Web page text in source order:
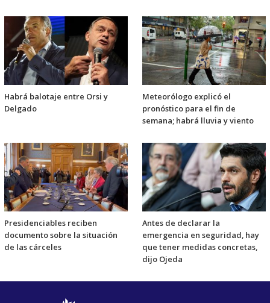
Habrá balotaje entre Orsi y
Delgado
Meteorólogo explicó el
pronóstico para el fin de
semana; habrá lluvia y viento
Presidenciables reciben
documento sobre la situación
de las cárceles
Antes de declarar la
emergencia en seguridad, hay
que tener medidas concretas,
dijo Ojeda